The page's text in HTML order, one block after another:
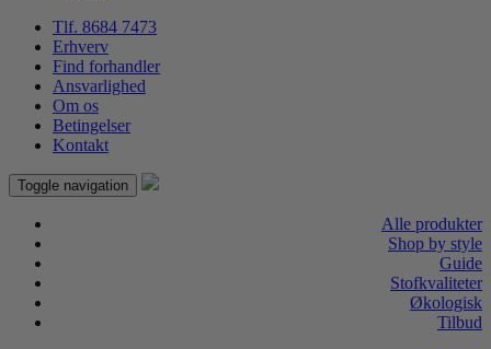
Tlf. 8684 7473
Erhverv
Find forhandler
Ansvarlighed
Om os
Betingelser
Kontakt
Toggle navigation
Alle produkter
Shop by style
Guide
Stofkvaliteter
Økologisk
Tilbud